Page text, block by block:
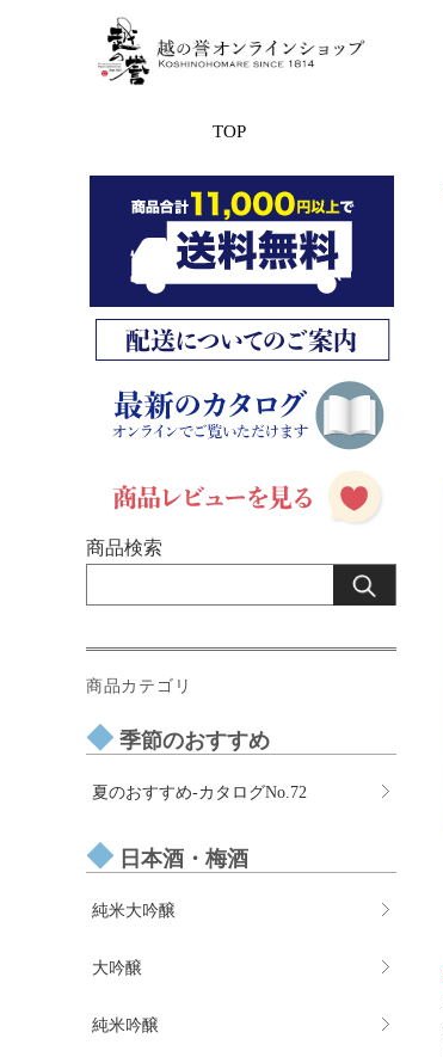
TOP
商品検索
商品カテゴリ
季節のおすすめ
夏のおすすめ-カタログNo.72
日本酒・梅酒
純米大吟醸
大吟醸
純米吟醸